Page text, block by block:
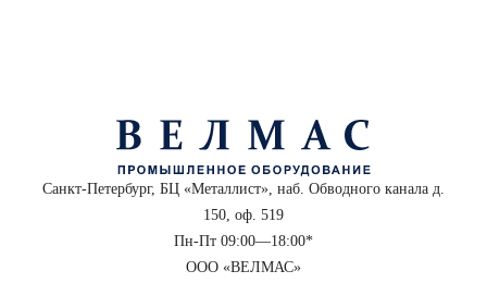
Санкт-Петербург, БЦ «Металлист», наб. Обводного канала д.
150, оф. 519
Пн-Пт 09:00—18:00*
ООО «ВЕЛМАС»